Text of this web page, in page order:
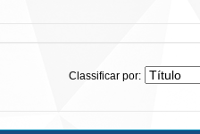
Classificar por: